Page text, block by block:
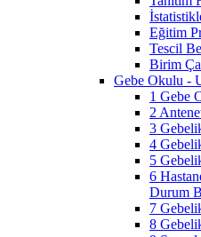
Eğitim
Tescil
Birim
Gebe Okulu -
1 Gebe
2
3
4
5
6
Durum
7
8